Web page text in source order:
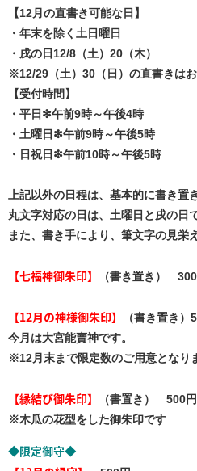
【12月の直書き可能な日】
・年末を除く土日曜日
・戌の日12/8（土）20（木）
※12/29（土）30（日）の直書きはお
【受付時間】
・平日❇午前9時～午後4時
・土曜日❇午前9時～午後5時
・日祝日❇午前10時～午後5時
上記以外の日程は、基本的に書き置
丸文字対応の日は、土曜日と戌の日で
また、書き手により、筆文字の見栄
【七福神御朱印】 （書き置き）
【12月の神様御朱印】
（書き置き）
今月は大宮能賣神です。
※12月末まで限定数のご用意となり
【縁結び御朱印】
（書置き） 500円
※木瓜の花型をした御朱印です
◆限定御守◆